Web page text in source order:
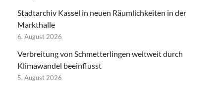
Stadtarchiv Kassel in neuen Räumlichkeiten in der
Markthalle
6. August 2026
Verbreitung von Schmetterlingen weltweit durch
Klimawandel beeinflusst
5. August 2026